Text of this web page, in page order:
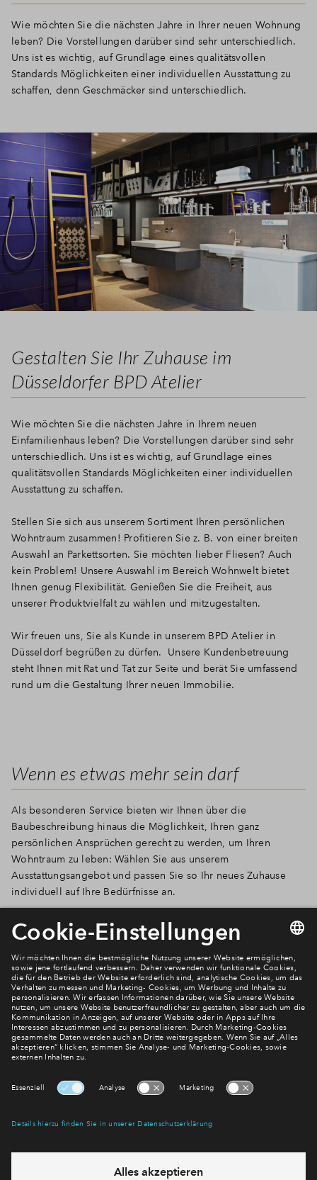
Wie möchten Sie die nächsten Jahre in Ihrer neuen Wohnung
leben? Die Vorstellungen darüber sind sehr unterschiedlich.
Uns ist es wichtig, auf Grundlage eines qualitätsvollen
Standards Möglichkeiten einer individuellen Ausstattung zu
schaffen, denn Geschmäcker sind unterschiedlich.
Gestalten Sie Ihr Zuhause im
Düsseldorfer BPD Atelier
Wie möchten Sie die nächsten Jahre in Ihrem neuen
Einfamilienhaus leben? Die Vorstellungen darüber sind sehr
unterschiedlich. Uns ist es wichtig, auf Grundlage eines
qualitätsvollen Standards Möglichkeiten einer individuellen
Ausstattung zu schaffen.
Stellen Sie sich aus unserem Sortiment Ihren persönlichen
Wohntraum zusammen! Profitieren Sie z. B. von einer breiten
Auswahl an Parkettsorten. Sie möchten lieber Fliesen? Auch
kein Problem! Unsere Auswahl im Bereich Wohnwelt bietet
Ihnen genug Flexibilität. Genießen Sie die Freiheit, aus
unserer Produktvielfalt zu wählen und mitzugestalten.
Wir freuen uns, Sie als Kunde in unserem BPD Atelier in
Düsseldorf begrüßen zu dürfen. Unsere Kundenbetreuung
steht Ihnen mit Rat und Tat zur Seite und berät Sie umfassend
rund um die Gestaltung Ihrer neuen Immobilie.
Wenn es etwas mehr sein darf
Als besonderen Service bieten wir Ihnen über die
Baubeschreibung hinaus die Möglichkeit, Ihren ganz
persönlichen Ansprüchen gerecht zu werden, um Ihren
Wohntraum zu leben: Wählen Sie aus unserem
Ausstattungsangebot und passen Sie so Ihr neues Zuhause
individuell auf Ihre Bedürfnisse an.
Newsletter Anmeldung
Verpassen Sie zu diesem Wohnprojekt keine Neuigkeiten
mehr! Wir halten Sie auf dem Laufenden – mit unserem
regelmäßig erscheinenden Newsletter informieren wir Sie
über den Stand dieses und weiterer Neubauprojekte.
Abonnieren
für unsereDatenschutzerklärung